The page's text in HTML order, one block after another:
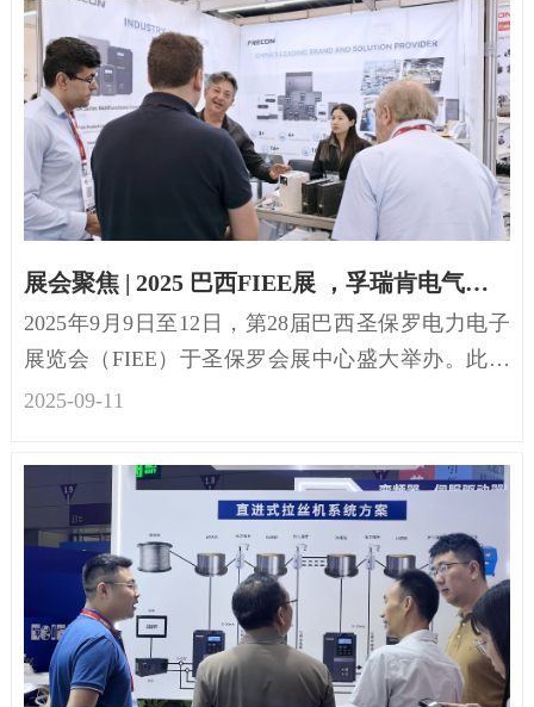
展会聚焦 | 2025 巴西FIEE展 ，孚瑞肯电气工控技术领跑拉美智造进程
2025年9月9日至12日，第28届巴西圣保罗电力电子
展览会（FIEE）于圣保罗会展中心盛大举办。此次
展会规模宏大，展览面积达5万平方米...
-11
2025-09